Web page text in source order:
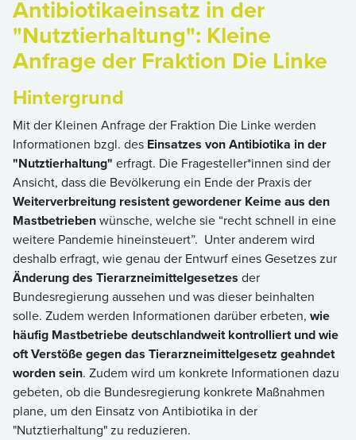
Antibiotikaeinsatz in der
"Nutztierhaltung": Kleine
Anfrage der Fraktion Die Linke
Hintergrund
Mit der Kleinen Anfrage der Fraktion Die Linke werden
Informationen bzgl. des Einsatzes von Antibiotika in der
"Nutztierhaltung" erfragt. Die Fragesteller*innen sind der
Ansicht, dass die Bevölkerung ein Ende der Praxis der
Weiterverbreitung resistent gewordener Keime aus den
Mastbetriebenwünsche, welche sie “recht schnell in eine
weitere Pandemie hineinsteuert”. Unter anderem wird
deshalb erfragt, wie genau der Entwurf eines Gesetzes zur
Änderung des Tierarzneimittelgesetzes der
Bundesregierung aussehen und was dieser beinhalten
solle. Zudem werden Informationen darüber erbeten, wie
häufig Mastbetriebe deutschlandweit kontrolliert und wie
oft Verstöße gegen das Tierarzneimittelgesetz geahndet
worden sein. Zudem wird um konkrete Informationen dazu
gebeten, ob die Bundesregierung konkrete Maßnahmen
plane, um den Einsatz von Antibiotika in der
"Nutztierhaltung" zu reduzieren.